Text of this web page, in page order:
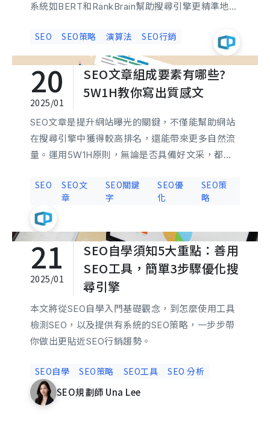
系統如BERT和RankBrain幫助搜尋引擎更精準地推
果。SEO策略涵蓋關鍵字分析、技術與內容優化，
且應隨時掌握Google更新，以確保排名穩定。隨著
語音和多媒體搜尋日益普及，SEO需朝多樣化方向
發展，以滿足未來需求。
SEO SEO策略 演算法 SEO行銷
20
2025/01
SEO文章組成要素有哪些?
5W1H教你寫出質感文
SEO文章是提升網站曝光的關鍵，不僅能幫助網站
在搜尋引擎中獲得較高排名，還能帶來更多自然流
量。運用5W1H原則，無論是否具備好文采，都能
撰寫的要點及實用技巧，從選定關鍵字、文章架
構，到如何滿足讀者需求，幫助你有效優化內容。
SEO
SEO文
章
SEO關鍵
字
SEO優
化
SEO策
略
21
2025/01
SEO自學須知5大重點：善用
SEO工具，簡單3步驟優化搜
尋引擎
本文將從SEO自學入門基礎觀念，到怎麼使用工具
檢測SEO，以及提供有系統的SEO策略，一步步帶
你做出更貼近SEO行銷趨勢。
SEO自學 SEO策略 SEO工具 SEO 分析
SEO規劃師 Una Lee